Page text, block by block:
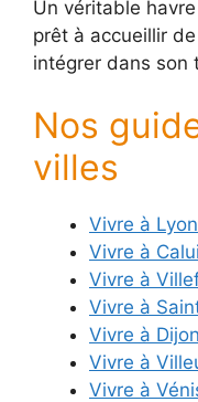
Un véritable
prêt à accueillir
intégrer dans son
Nos
villes
Vivre à Lyon
Vivre à
Vivre à
Vivre à
Vivre à Dijon
Vivre à
Vivre à